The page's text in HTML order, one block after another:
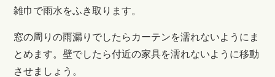
雑巾で雨水をふき取ります。
窓の周りの雨漏りでしたらカーテンを濡れないようにま
とめます。壁でしたら付近の家具を濡れないように移動
させましょう。